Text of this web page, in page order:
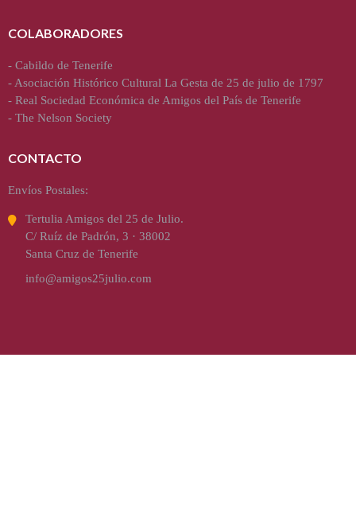
COLABORADORES
- Cabildo de Tenerife
- Asociación Histórico Cultural La Gesta de 25 de julio de 1797
- Real Sociedad Económica de Amigos del País de Tenerife
- The Nelson Society
CONTACTO
Envíos Postales:
Tertulia Amigos del 25 de Julio.
C/ Ruíz de Padrón, 3 · 38002
Santa Cruz de Tenerife
info@amigos25julio.com